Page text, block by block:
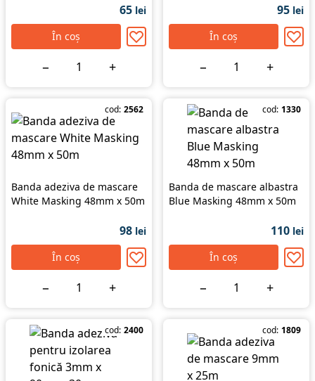
65 lei
În coș
− +
95 lei
În coș
− +
cod: 2562
Banda adeziva de mascare
White Masking 48mm x 50m
98 lei
În coș
− +
cod: 1330
Banda de mascare albastra
Blue Masking 48mm x 50m
110 lei
În coș
− +
cod: 2400 cod: 1809